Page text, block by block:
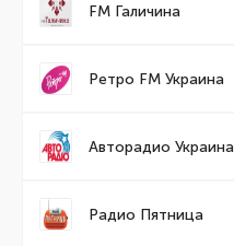
FM Галичина
Ретро FM Украина
Авторадио Украина
Радио Пятница